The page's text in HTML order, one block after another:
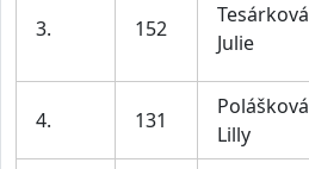
3. 152
Tesárková
Julie
4. 131
Polášková
Lilly